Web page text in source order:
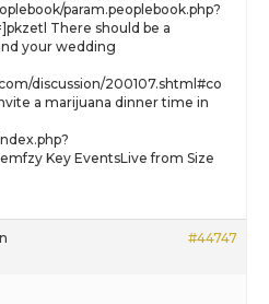
param.peoplebook.php?
There should be a
your wedding
discussion/200107.shtml#co
a marijuana dinner time in
Key EventsLive from Size
#44747